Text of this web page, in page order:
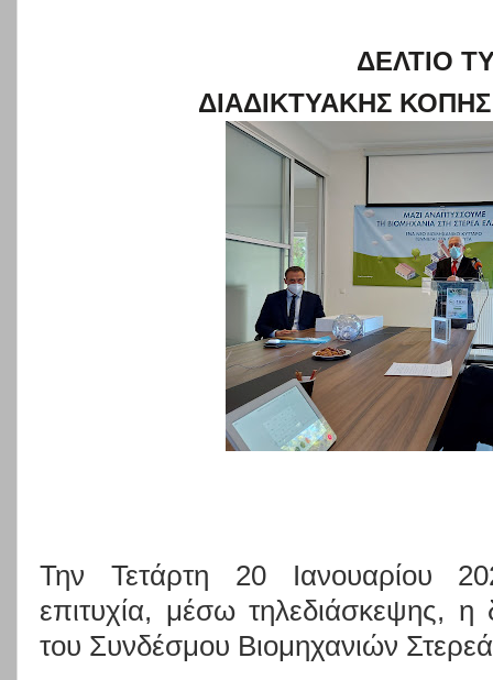
ΔΕΛΤΙΟ
ΔΙΑΔΙΚΤΥΑΚΗΣ ΚΟΠΗΣ
Την Τετάρτη 20 Ιανουαρίου
επιτυχία, μέσω τηλεδιάσκεψης, η
του Συνδέσμου Βιομηχανιών